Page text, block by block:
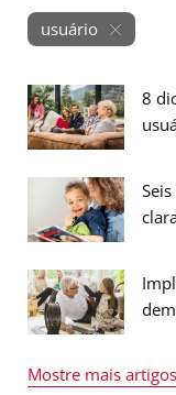
usuário
8
Mostre mais artigos